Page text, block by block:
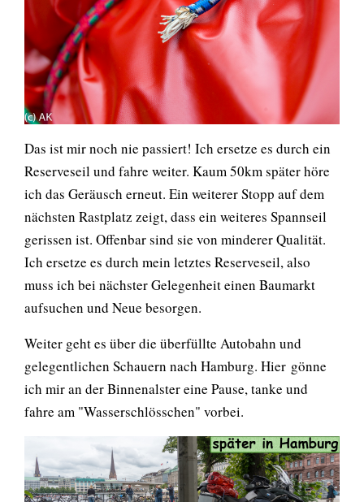
Das ist mir noch nie passiert! Ich ersetze es durch ein
Reserveseil und fahre weiter. Kaum 50km später höre
ich das Geräusch erneut. Ein weiterer Stopp auf dem
nächsten Rastplatz zeigt, dass ein weiteres Spannseil
gerissen ist. Offenbar sind sie von minderer Qualität.
Ich ersetze es durch mein letztes Reserveseil, also
muss ich bei nächster Gelegenheit einen Baumarkt
aufsuchen und Neue besorgen.
Weiter geht es über die überfüllte Autobahn und
gelegentlichen Schauern nach Hamburg. Hier gönne
ich mir an der Binnenalster eine Pause, tanke und
fahre am "Wasserschlösschen" vorbei.